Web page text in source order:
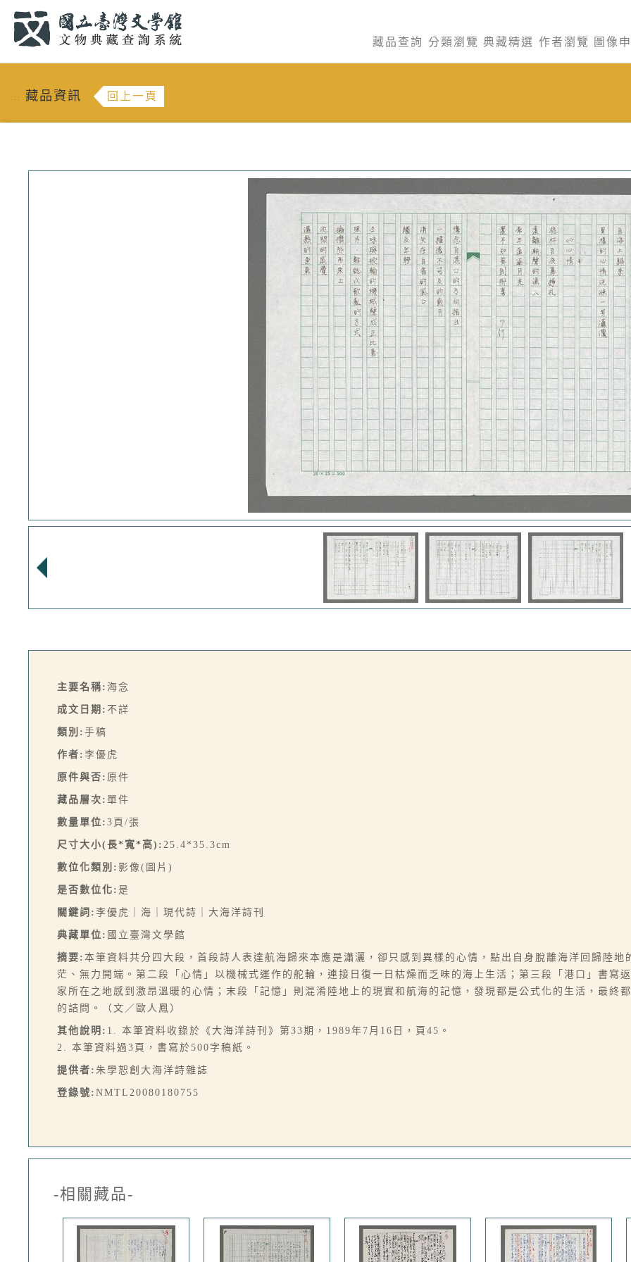
藏品查詢 分類瀏覽 典藏精選 作者瀏覽 圖像
::: 藏品資訊 回上一頁
主要名稱: 海念
成文日期: 不詳
類別: 手稿
作者: 李優虎
原件與否: 原件
藏品層次: 單件
數量單位: 3頁/張
尺寸大小(長*寬*高): 25.4*35.3cm
數位化類別: 影像(圖片)
是否數位化: 是
關鍵詞: 李優虎｜海｜現代詩｜大海洋詩刊
典藏單位: 國立臺灣文學館
摘要: 本筆資料共分四大段，首段詩人表達航海歸來本應是瀟灑，卻只感到異樣的心情，點出自身脫離海洋回歸陸
茫、無力開端。第二段「心情」以機械式運作的舵輪，連接日復一日枯燥而乏味的海上生活；第三段「港口」書寫
家所在之地感到激昂溫暖的心情；末段「記憶」則混淆陸地上的現實和航海的記憶，發現都是公式化的生活，最終
的詰問。（文／歐人鳳）
其他說明: 1. 本筆資料收錄於《大海洋詩刊》第33期，1989年7月16日，頁45。
2. 本筆資料過3頁，書寫於500字稿紙。
提供者: 朱學恕創大海洋詩雜誌
登錄號: NMTL20080180755
-相關藏品-